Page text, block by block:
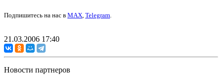
Подпишитесь на нас в MAX, Telegram.
21.03.2006 17:40
Новости партнеров